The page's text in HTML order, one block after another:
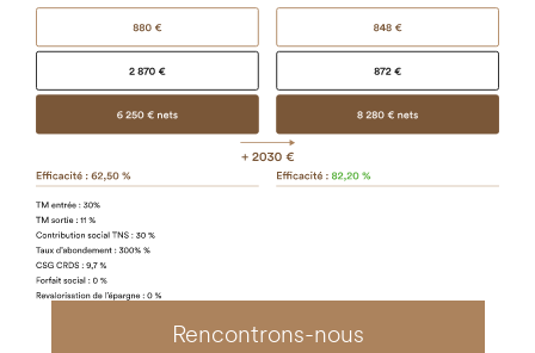
Rencontrons-nous